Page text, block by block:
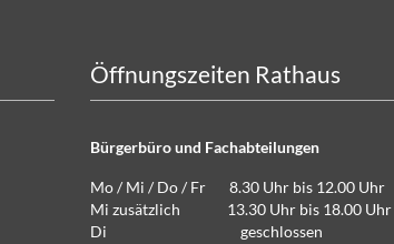
Öffnungszeiten Rathaus
Bürgerbüro und Fachabteilungen
Mo / Mi / Do / Fr 8.30 Uhr bis 12.00 Uhr
Mi zusätzlich 13.30 Uhr bis 18.00 Uhr
Di geschlossen